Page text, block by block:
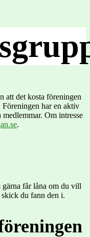
att det kosta föreningen
Föreningen har en aktiv
Om intresse
.
gärna får låna om du vill
du fann den i.